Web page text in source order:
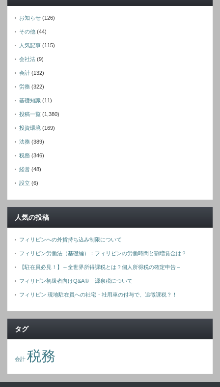
お知らせ (126)
その他 (44)
人気記事 (115)
会社法 (9)
会計 (132)
労務 (322)
基礎知識 (11)
投稿一覧 (1,380)
投資環境 (169)
法務 (389)
税務 (346)
経営 (48)
設立 (6)
人気の投稿
フィリピンへの外貨持ち込み制限について
フィリピン労働法（基礎編）：フィリピンの労働時間と割増賃金は？
【駐在員必見！】～全世界所得課税とは？個人所得税の確定申告～
フィリピン初級者向けQ&A① 源泉税について
フィリピン 現地駐在員への社宅・社用車の付与で、追徴課税？！
タグ
会計 税務